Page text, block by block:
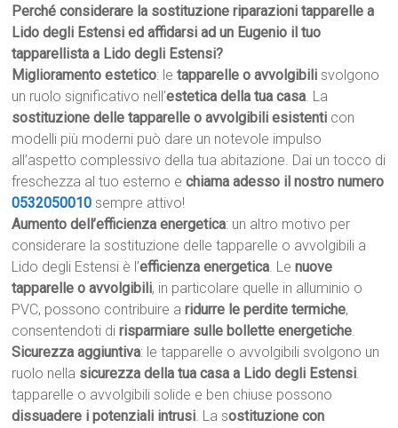
Perché considerare la sostituzione riparazioni tapparelle a
Lido degli Estensi ed affidarsi ad un Eugenio il tuo
tapparellista a Lido degli Estensi?
Miglioramento estetico: letapparelle o avvolgibili svolgono
un ruolo significativo nell’estetica della tua casa. La
sostituzione delle tapparelle o avvolgibili esistenti con
modelli più moderni può dare un notevole impulso
all’aspetto complessivo della tua abitazione. Dai un tocco di
freschezza al tuo esterno echiama adesso il nostro numero
0532050010 sempre attivo!
Aumento dell’efficienza energetica: un altro motivo per
considerare la sostituzione delle tapparelle o avvolgibili a
Lido degli Estensi è l’efficienza energetica. Lenuove
tapparelle o avvolgibili, in particolare quelle in alluminio o
PVC, possono contribuire aridurre le perdite termiche,
consentendoti dirisparmiare sulle bollette energetiche.
Sicurezza aggiuntiva: le tapparelle o avvolgibili svolgono un
ruolo nella sicurezza della tua casa a Lido degli Estensi.
tapparelle o avvolgibili solide e ben chiuse possono
dissuadere i potenziali intrusi. La sostituzione con